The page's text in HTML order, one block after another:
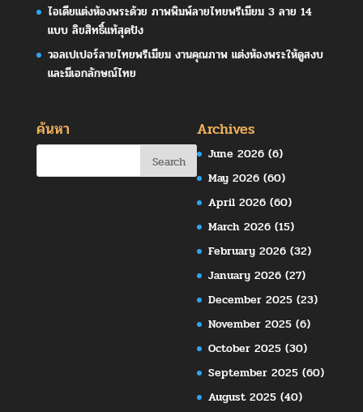
ไอเดียแต่งห้องพระด้วย ภาพพิมพ์ลายไทยพรีเมียม 3 ลาย 14
แบบ ลิขสิทธิ์แท้สุดปัง
วอลเปเปอร์ลายไทยพรีเมียม งานคุณภาพ แต่งห้องพระให้ดูสงบ
และมีเอกลักษณ์ไทย
ค้นหา Archives
June 2026 (6)
May 2026 (60)
April 2026 (60)
March 2026 (15)
February 2026 (32)
January 2026 (27)
December 2025 (23)
November 2025 (6)
October 2025 (30)
September 2025 (60)
August 2025 (40)